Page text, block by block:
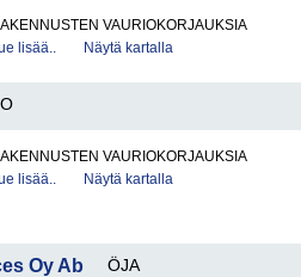
VAURIOKORJAUKSIA
lisää..
Näytä kartalla
VAURIOKORJAUKSIA
lisää..
Näytä kartalla
Oy Ab ÖJA